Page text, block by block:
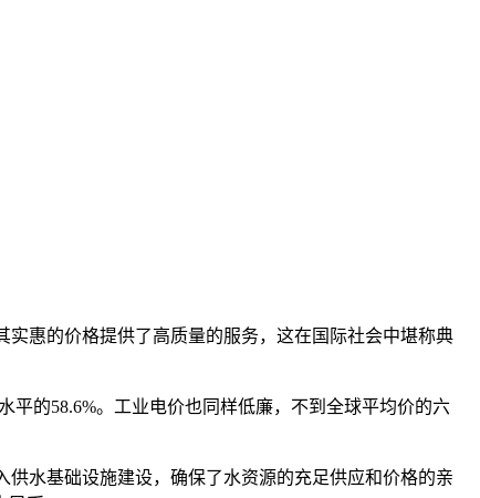
惠的价格提供了高质量的服务，这在国际社会中堪称典
平的58.6%。工业电价也同样低廉，不到全球平均价的六
水基础设施建设，确保了水资源的充足供应和价格的亲